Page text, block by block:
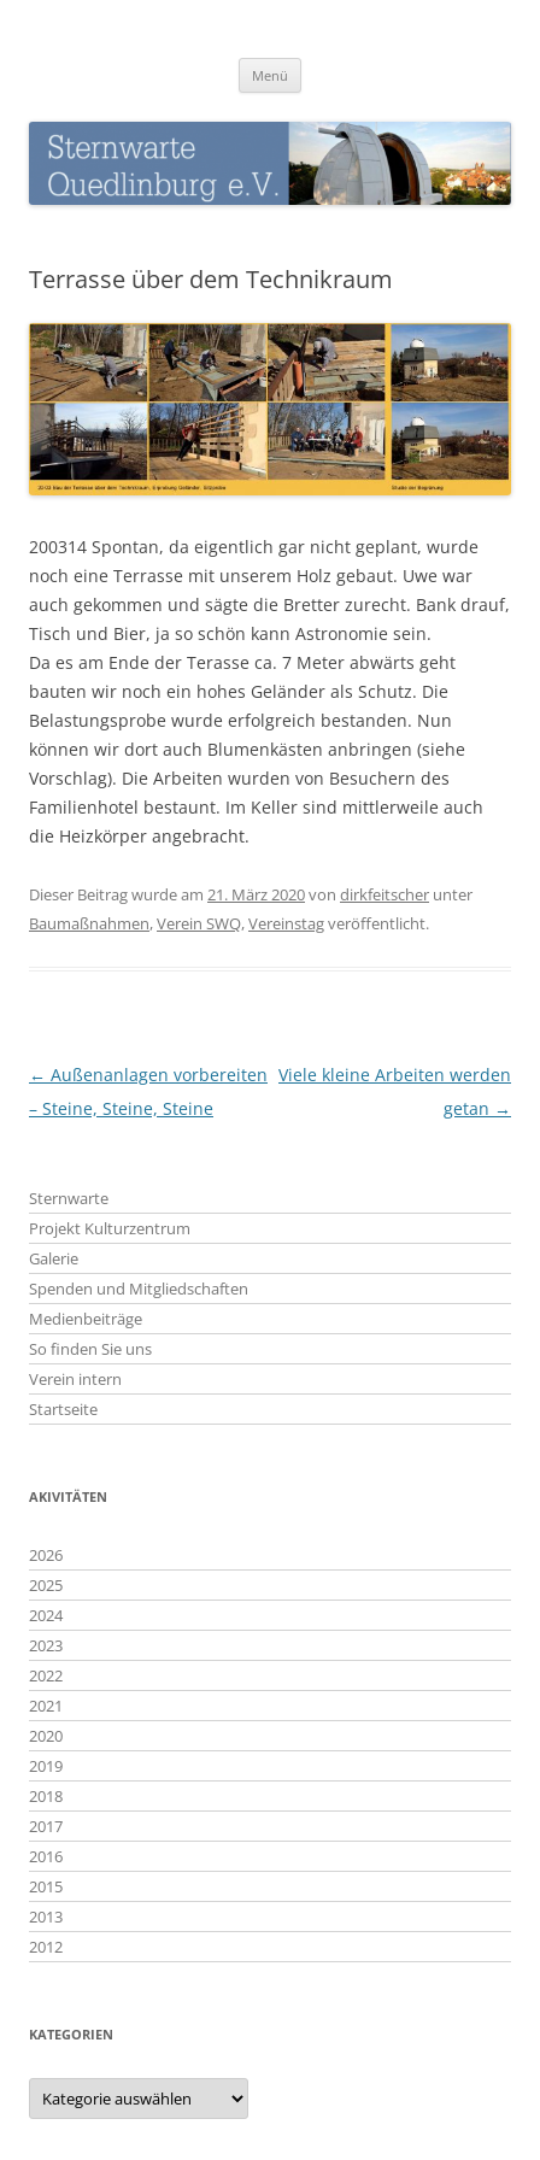
Menü
Terrasse über dem Technikraum
200314 Spontan, da eigentlich gar nicht geplant, wurde
noch eine Terrasse mit unserem Holz gebaut. Uwe war
auch gekommen und sägte die Bretter zurecht. Bank drauf,
Tisch und Bier, ja so schön kann Astronomie sein.
Da es am Ende der Terasse ca. 7 Meter abwärts geht
bauten wir noch ein hohes Geländer als Schutz. Die
Belastungsprobe wurde erfolgreich bestanden. Nun
können wir dort auch Blumenkästen anbringen (siehe
Vorschlag). Die Arbeiten wurden von Besuchern des
Familienhotel bestaunt. Im Keller sind mittlerweile auch
die Heizkörper angebracht.
Dieser Beitrag wurde am 21. März 2020von dirkfeitscher unter
Baumaßnahmen,Verein SWQ,Vereinstagveröffentlicht.
Beitragsnavigation
← Außenanlagen vorbereiten
– Steine, Steine, Steine
Viele kleine Arbeiten werden
getan →
Sternwarte
Projekt Kulturzentrum
Galerie
Spenden und Mitgliedschaften
Medienbeiträge
So finden Sie uns
Verein intern
Startseite
AKIVITÄTEN
2026
2025
2024
2023
2022
2021
2020
2019
2018
2017
2016
2015
2013
2012
KATEGORIEN
Kategorien